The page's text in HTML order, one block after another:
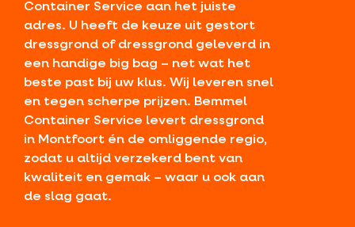
Container Service aan het juiste
adres. U heeft de keuze uit gestort
dressgrond of dressgrond geleverd in
een handige big bag – net wat het
beste past bij uw klus. Wij leveren snel
en tegen scherpe prijzen. Bemmel
Container Service levert dressgrond
in Montfoort én de omliggende regio,
zodat u altijd verzekerd bent van
kwaliteit en gemak – waar u ook aan
de slag gaat.